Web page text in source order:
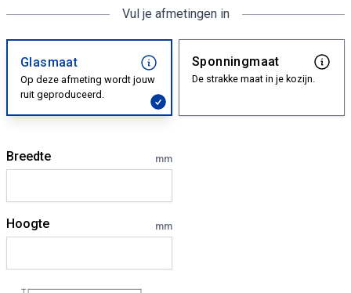
Vul je afmetingen in
Glasmaat
Op deze afmeting wordt jouw
ruit geproduceerd.
Sponningmaat
De strakke maat in je kozijn.
Breedte mm
Hoogte mm